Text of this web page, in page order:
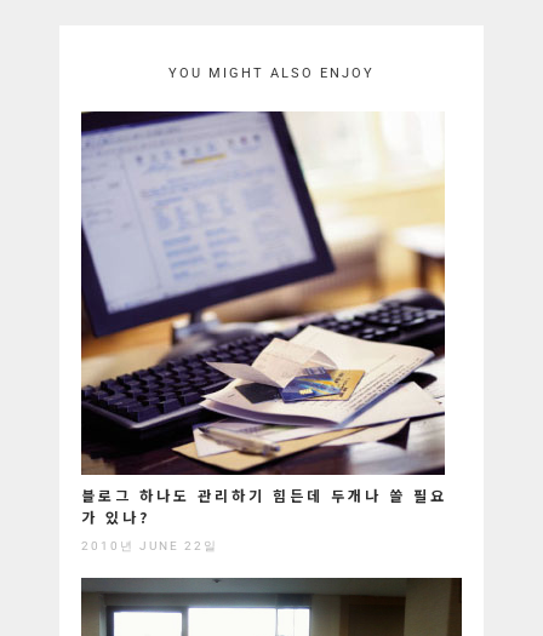
YOU MIGHT ALSO ENJOY
블로그 하나도 관리하기 힘든데 두개나 쓸 필요
가 있나?
2010년 JUNE 22일